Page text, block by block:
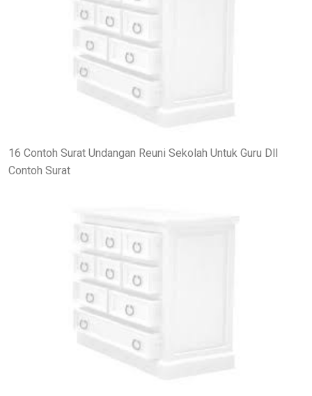
16 Contoh Surat Undangan Reuni Sekolah Untuk Guru Dll
Contoh Surat